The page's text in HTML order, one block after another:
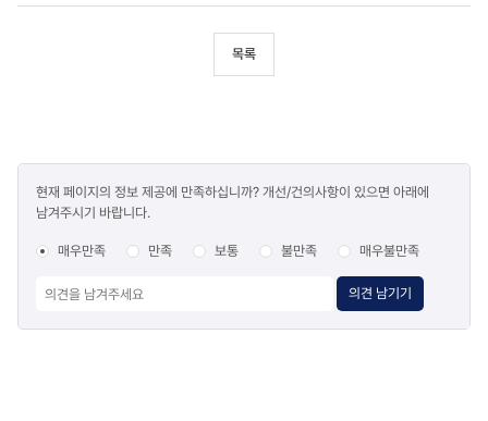
목록
만족도
조사
현재 페이지의 정보 제공에 만족하십니까? 개선/건의사항이 있으면 아래에
남겨주시기 바랍니다.
매우만족 만족 보통 불만족 매우불만족
의견 남기기